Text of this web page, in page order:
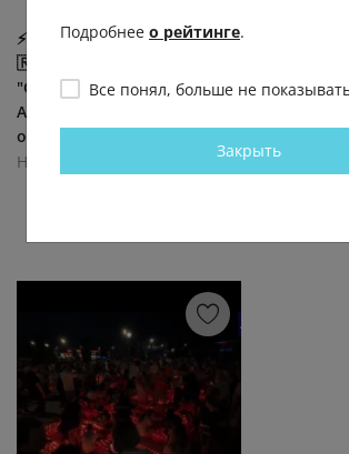
⚡⚡⚡ АНИСКИНО — НАШЕ!
🇷🇺 Группировка войск
"Север" освободила село
Анискино Харьковской
области! Штурмовые...
Новости Новороссии
прилетело
Подробнее о рейтинге.
Все понял, больше не
Закрыть